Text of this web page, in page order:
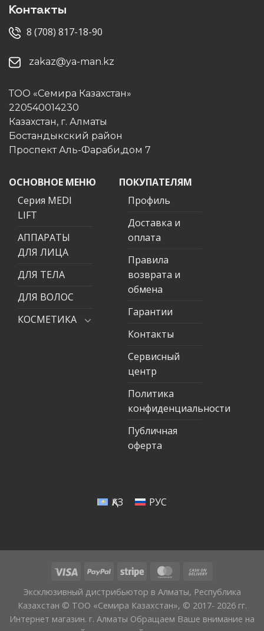
Контакты
8 (708) 817-18-90
zakaz@ya-man.kz
ТОО «Семира Казахстан»
220540014230
Казахстан, г. Алматы
Бостандыкский район
Проспект Аль-Фараби,дом 7
ОСНОВНОЕ МЕНЮ
Серия MEDI
LIFT
АППАРАТЫ
ДЛЯ ЛИЦА
ДЛЯ ТЕЛА
ДЛЯ ВОЛОС
КОСМЕТИКА
ПОКУПАТЕЛЯМ
Профиль
Доставка и
оплата
Правила
возврата и
обмена
Гарантии
Контакты
Сервисный
центр
Политика
конфиденциальности
Публичная
оферта
ҚАЗ РУС
Эксклюзивный дистрибьютор в Алматы, Республика
Казахстан © ТОО «Семира Казахстан», © 2017- 2026 гг.
Интернет магазин. г. Алматы Обращаем Ваше внимание на